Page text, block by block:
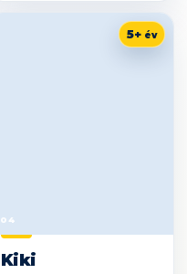
5+
04
Kiki